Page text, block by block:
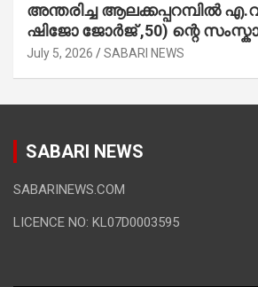
അന്തരിച്ച ആ​ല​ക്ക​പ്പ​റമ്പിൽ​
ഷിജോ ജോർജ് ,50) ന്റെ
July 5, 2026 SABARI NEWS
SABARI NEWS
SABARINEWS.COM
LICENCE NO: KL07D0003595